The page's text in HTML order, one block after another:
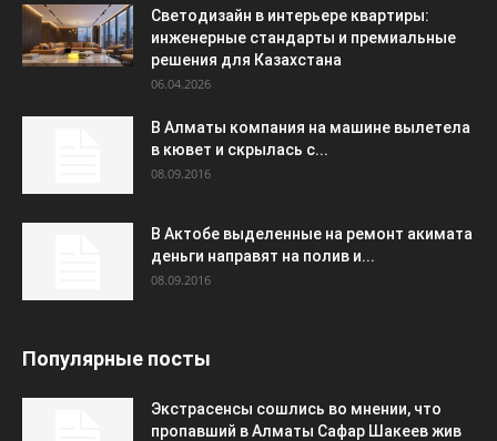
Светодизайн в интерьере квартиры:
инженерные стандарты и премиальные
решения для Казахстана
06.04.2026
В Алматы компания на машине вылетела
в кювет и скрылась с...
08.09.2016
В Актобе выделенные на ремонт акимата
деньги направят на полив и...
08.09.2016
Популярные посты
Экстрасенсы сошлись во мнении, что
пропавший в Алматы Сафар Шакеев жив